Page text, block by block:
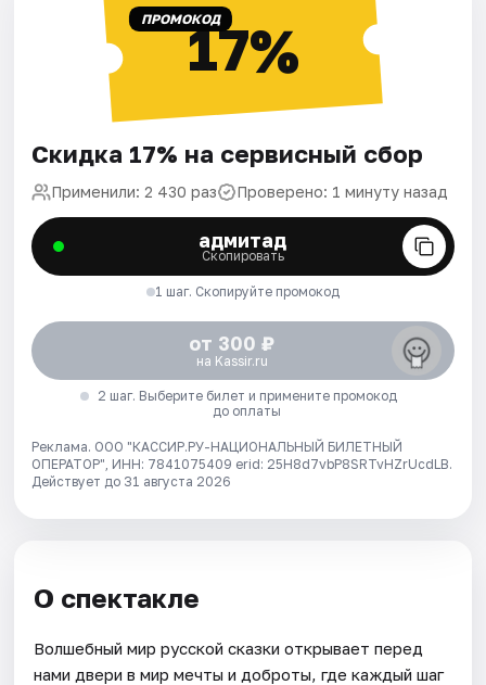
ПРОМОКОД17%
Скидка 17% на сервисный сбор
Применили: 2 430 раз Проверено: 1 минуту назад
адмитад
Скопировать
1 шаг. Скопируйте промокод
от 300 ₽
на Kassir.ru
2 шаг. Выберите билет и примените промокод
до оплаты
Реклама. ООО "КАССИР.РУ-НАЦИОНАЛЬНЫЙ БИЛЕТНЫЙ
ОПЕРАТОР", ИНН: 7841075409 erid: 25H8d7vbP8SRTvHZrUcdLB.
Действует до 31 августа 2026
О спектакле
Волшебный мир русской сказки открывает перед
нами двери в мир мечты и доброты, где каждый шаг